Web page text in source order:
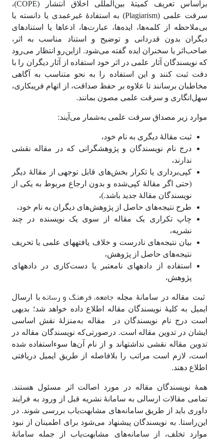
براساس تعریف کمیتۀ بین‌المللی اخلاق انتشار (COPE)،
سرقت علمی (Plagiarism) به استفادۀ غیرعمدی یا دانسته یا
بی‌ملاحظه از کلمه‌ها، ایده‌ها، عبارت‌ها، ادعاها یا استنادهای
دیگران بدون قدردانی و توضیح و استناد مناسب به اثر،
صاحب‌اثر یا سخنران ایده گفته می‌شود. ازاین‌رو انتظار می‌رود
که نویسندگان آثار علمی در اثر خود استفاده از آثار دیگران را با
دقت ثبت کنند و این استفاده را به نحو متناسب به آگاهی
مخاطبان برسانند تا علاوه بر حفظ صداقت، از اتهام فریبکاری،
سهل‌انگاری و سرقت علمی مصون بمانند.
موارد زیر مصداق سرقت علمی به‌شمار می‌آیند:
ثبت مقالۀ دیگری به نام خود،
درج نام نویسندگان و پژوهشگرانی که در مقاله نقشی
ندارند،
کپی‌برداری یا تکرار بخش‌های قابل‌ توجهی از مقالۀ دیگر
(حتی اگر مقالۀ کپی‌شده و بدون ارجاع مربوط به یکی از
نویسندگان مقالۀ جدید باشد.)،
طرح نتیجه‌های حاصل از پژوهش‌های دیگران به نام خود،
چاپ تکراری یک مقاله از سوی یک نویسنده در چند
نشریه،
بیان نتیجه‌های نادرست و خلاف یافته‎های علمی یا تحریف
نتیجه‌های حاصل از پژوهش،
استفاده از داده‎های نامعتبر یا دست‌کاری در داده‎های
پژوهش،
ثبت مقاله در سامانۀ مجله جامعه، فرهنگ و رسانه با ارسال
ایمیل به کلیۀ نویسندگان مقاله اطلاع داده خواهد شد؛ بدیهی
است درج نام نویسندگان در مقاله به‌منزلۀ نقش اساسی
ایشان در تدوین مقاله است. درصورتی‌که نویسندگان مقاله در
تدوین مقاله نقشی نداشته‎اند و از نام آن‌ها سوءاستفاده شده
است، لازم است مراتب را بلافاصله از طریق ایمیل دریافتی
اطلاع دهند.
همۀ نویسندگان مقاله در مورد اصالت اثر مسئول هستند.
تمامی مقالات ارسالی به سامانۀ نشریه قبل از ورود به فرایند
داوری باید از طریق سامانه‌های مشابهت‌یاب بررسی شوند. در
این‌راستا. به نویسندگان پیشنهاد می‌شود برای اطمینان از نبود
موارد تخلف، از سامانه‌های مشابهت‌یاب از جمله سامانۀ